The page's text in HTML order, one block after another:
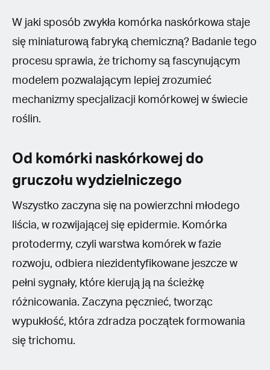
W jaki sposób zwykła komórka naskórkowa staje
się miniaturową fabryką chemiczną? Badanie tego
procesu sprawia, że trichomy są fascynującym
modelem pozwalającym lepiej zrozumieć
mechanizmy specjalizacji komórkowej w świecie
roślin.
Od komórki naskórkowej do
gruczołu wydzielniczego
Wszystko zaczyna się na powierzchni młodego
liścia, w rozwijającej się epidermie. Komórka
protodermy, czyli warstwa komórek w fazie
rozwoju, odbiera niezidentyfikowane jeszcze w
pełni sygnały, które kierują ją na ścieżkę
różnicowania. Zaczyna pęcznieć, tworząc
wypukłość, która zdradza początek formowania
się trichomu.